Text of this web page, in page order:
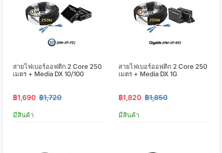
สายไฟเบอร์ออฟติก 2 Core 250
เมตร + Media DX 10/100
฿1,690 ฿1,720
มีสินค้า
สายไฟเบอร์ออฟติก 2 Core 250
เมตร + Media DX 1G
฿1,820 ฿1,850
มีสินค้า